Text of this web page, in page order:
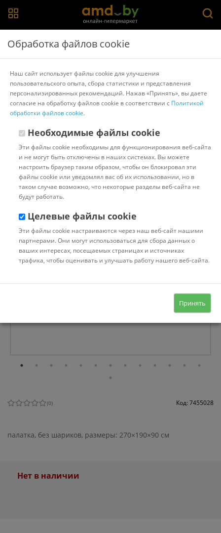
Главная > Каталог товаров Игровые домики и палатки
Brauberg
Игровая палатка BRAUBERG Kids Лабиринт 4 в 1
665171
Другие товары Brauberg
(0) Код: 7455028
палатка, без шариков, размеры: 270×190×90 см
Нет в наличии
Обработка файлов cookie
Наш сайт использует файлы cookie для улучшения
пользовательского опыта, сбора статистики и представления
персонализированных рекомендаций. Нажав «Принять», вы даете
согласие на обработку файлов cookie в соответствии с Политикой
обработки файлов cookie.
Необходимые файлы cookie
Эти файлы cookie необходимы для функционирования веб-сайта
и не могут быть отключены в наших системах. Вы можете
настроить браузер таким образом, чтобы он блокировал эти
файлы cookie или уведомлял вас об их использовании, но в
таком случае возможно, что некоторые разделы веб-сайта не
будут работать.
Целевые файлы cookie
Эти файлы cookie настраиваются через наш веб-сайт нашими
партнерами. Они могут использоваться для сбора данных о
ваших интересах, посещаемых страницах и источниках
трафика, чтобы оценивать и улучшать работу нашего веб-сайта.
Принять